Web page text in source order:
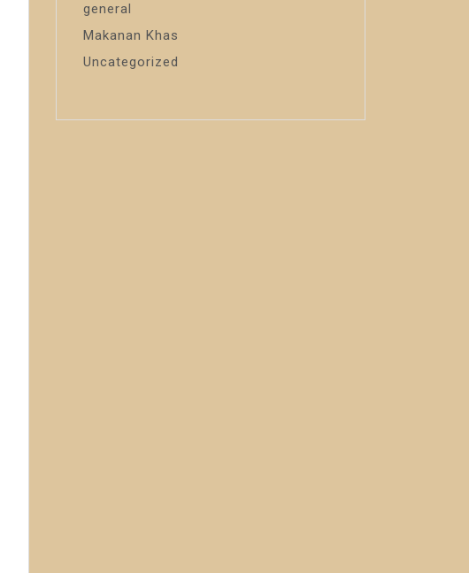
general
Makanan Khas
Uncategorized